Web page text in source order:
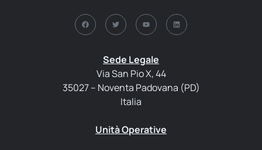
Sede Legale
Via San Pio X, 44
35027 – Noventa Padovana (PD)
Italia
Unità Operative